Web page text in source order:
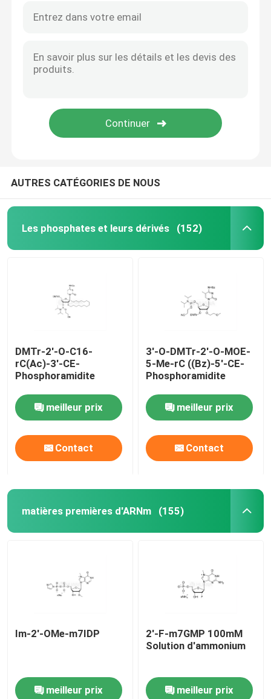
Vidéos
AUTRES CATÉGORIES DE NOUS
Les phosphates et leurs dérivés (152)
DMTr-2'-O-C16-
rC(Ac)-3'-CE-
Phosphoramidite
meilleur prix
Contact
3'-O-DMTr-2'-O-MOE-
5-Me-rC ((Bz)-5'-CE-
Phosphoramidite
meilleur prix
Contact
matières premières d'ARNm (155)
Im-2'-OMe-m7IDP
meilleur prix
2'-F-m7GMP 100mM
Solution d'ammonium
meilleur prix